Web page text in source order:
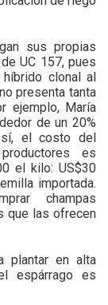
sus propias
UC 157, pues
clonal al
presenta tanta
ejemplo, María
de un 20%
sí, el costo del
es
el kilo: US$30
importada.
champas
que las ofrecen
plantar en alta
espárrago es